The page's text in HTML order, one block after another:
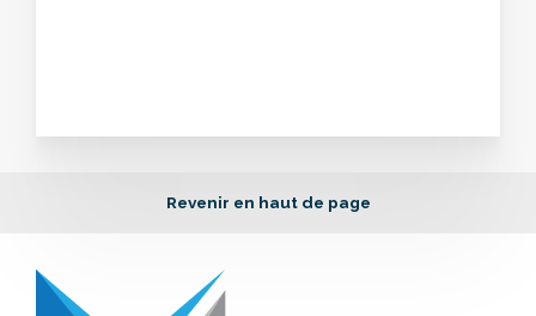
Revenir en haut de page